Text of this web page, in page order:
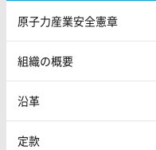
原子力産業安全憲章
組織の概要
沿革
定款